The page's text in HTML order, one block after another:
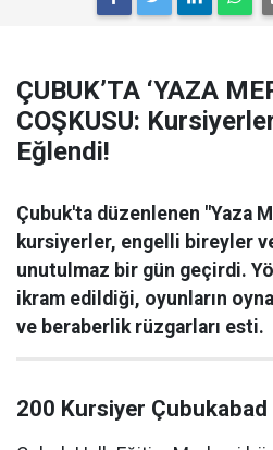
ÇUBUK’TA ‘YAZA
COŞKUSU:
Eğlendi!
Çubuk'ta düzenlenen "Yaza
kursiyerler, engelli bireyler
unutulmaz bir gün geçirdi.
ikram edildiği, oyunların
ve beraberlik rüzgarları esti.
200 Kursiyer Çubukabad